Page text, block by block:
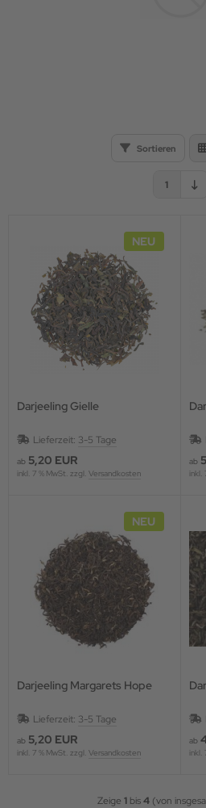
Sortieren
1
NEU
Darjeeling Gielle
Lieferzeit: 3-5 Tage
ab 5,20 EUR
inkl. 7 % MwSt. zzgl. Versandkosten
ab
inkl.
NEU
Darjeeling Margarets Hope
Lieferzeit: 3-5 Tage
ab 5,20 EUR
inkl. 7 % MwSt. zzgl. Versandkosten
ab
Zeige 1bis4(von